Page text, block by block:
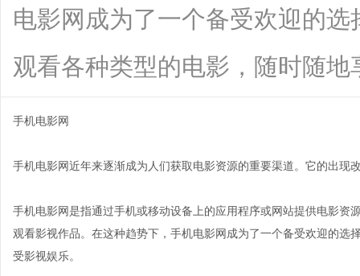
电影网成为了一个备受欢迎的
观看各种类型的电影，随时随地
手机电影网
手机电影网近年来逐渐成为人们获取电影资源的重要渠道。它的出现
手机电影网是指通过手机或移动设备上的应用程序或网站提供电影资
观看影视作品。在这种趋势下，手机电影网成为了一个备受欢迎的选
受影视娱乐。